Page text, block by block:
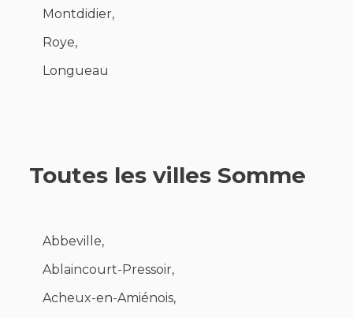
Montdidier,
Roye,
Longueau
Toutes les villes Somme
Abbeville,
Ablaincourt-Pressoir,
Acheux-en-Amiénois,